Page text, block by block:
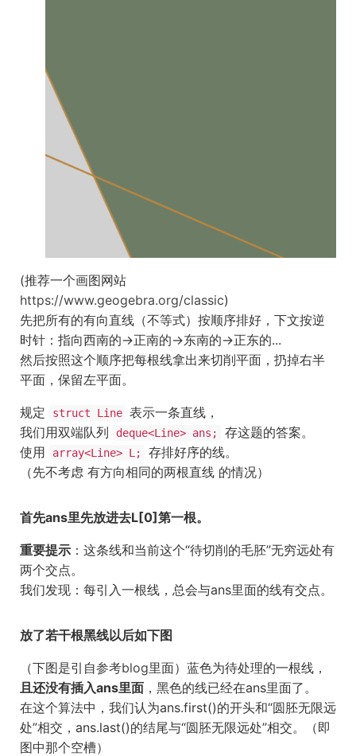
(推荐一个画图网站
https://www.geogebra.org/classic)
先把所有的有向直线（不等式）按顺序排好，下文按逆
时针：指向西南的->正南的->东南的->正东的...
然后按照这个顺序把每根线拿出来切削平面，扔掉右半
平面，保留左平面。
规定 struct Line 表示一条直线，
我们用双端队列
deque<Line> ans;
存这题的答案。
使用
array<Line> L;
存排好序的线。
（先不考虑 有方向相同的两根直线 的情况）
首先ans里先放进去L[0]第一根。
重要提示 ：这条线和当前这个“待切削的毛胚”无穷远处有
两个交点。
我们发现：每引入一根线，总会与ans里面的线有交点。
放了若干根黑线以后如下图
（下图是引自参考blog里面）蓝色为待处理的一根线，
且还没有插入ans里面 ，黑色的线已经在ans里面了。
在这个算法中，我们认为ans.first()的开头和“圆胚无限远
处”相交，ans.last()的结尾与“圆胚无限远处”相交。（即
图中那个空槽）